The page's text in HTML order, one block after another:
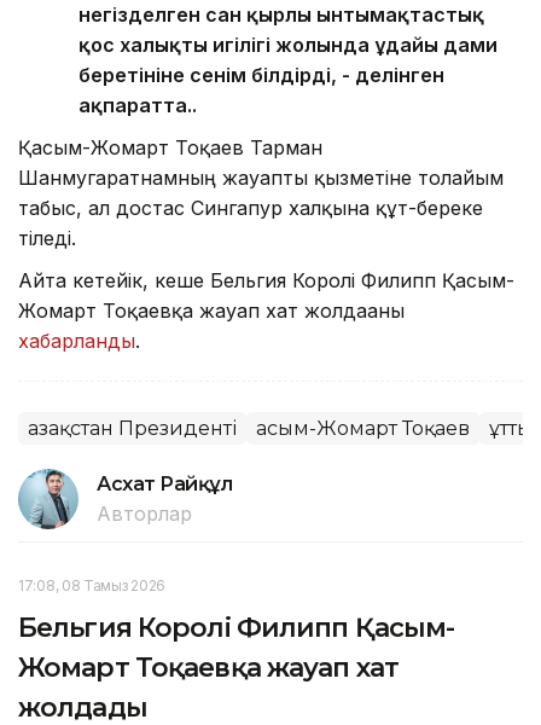
негізделген сан қырлы ынтымақтастық
қос халықтың игілігі жолында ұдайы дами
беретініне сенім білдірді, - делінген
ақпаратта..
Қасым-Жомарт Тоқаев Тарман
Шанмугаратнамның жауапты қызметіне толайым
табыс, ал достас Сингапур халқына құт-береке
тіледі.
Айта кетейік, кеше Бельгия Королі Филипп Қасым-
Жомарт Тоқаевқа жауап хат жолдағаны
хабарланды.
Қазақстан Президенті Қасым-Жомарт Тоқаев
Асхат Райқұл
Авторлар
17:08, 08 Тамыз 2026
Бельгия Королі Филипп Қасым-
Жомарт Тоқаевқа жауап хат
жолдады